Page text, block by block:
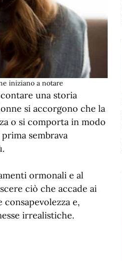
iniziano a notare
una storia
si accorgono che la
o si comporta in modo
sembrava
ormonali e al
ciò che accade ai
e,
irrealistiche.